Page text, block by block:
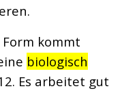
Form kommt
biologisch
Es arbeitet gut